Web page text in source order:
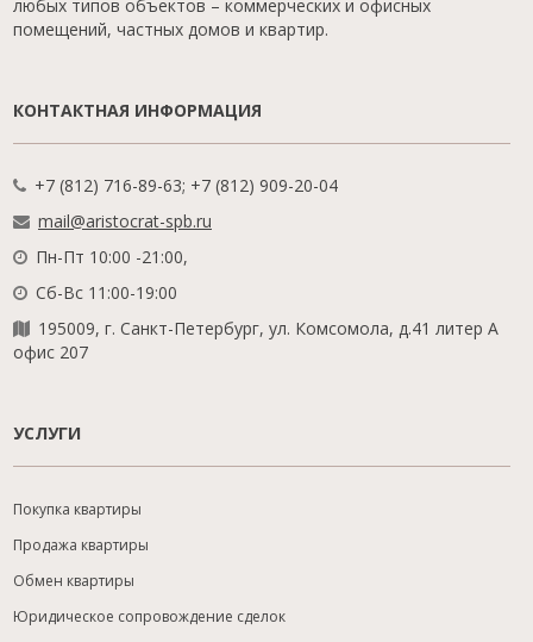
любых типов объектов – коммерческих и офисных
помещений, частных домов и квартир.
КОНТАКТНАЯ ИНФОРМАЦИЯ
+7 (812) 716-89-63; +7 (812) 909-20-04
mail@aristocrat-spb.ru
Пн-Пт 10:00 -21:00,
Сб-Вс 11:00-19:00
195009, г. Санкт-Петербург, ул. Комсомола, д.41 литер А
офис 207
УСЛУГИ
Покупка квартиры
Продажа квартиры
Обмен квартиры
Юридическое сопровождение сделок